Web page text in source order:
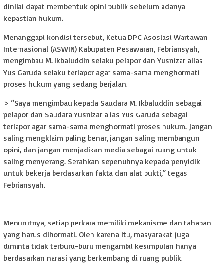
dinilai dapat membentuk opini publik sebelum adanya
kepastian hukum.
Menanggapi kondisi tersebut, Ketua DPC Asosiasi Wartawan
Internasional (ASWIN) Kabupaten Pesawaran, Febriansyah,
mengimbau M. Ikbaluddin selaku pelapor dan Yusnizar alias
Yus Garuda selaku terlapor agar sama-sama menghormati
proses hukum yang sedang berjalan.
> “Saya mengimbau kepada Saudara M. Ikbaluddin sebagai
pelapor dan Saudara Yusnizar alias Yus Garuda sebagai
terlapor agar sama-sama menghormati proses hukum. Jangan
saling mengklaim paling benar, jangan saling membangun
opini, dan jangan menjadikan media sebagai ruang untuk
saling menyerang. Serahkan sepenuhnya kepada penyidik
untuk bekerja berdasarkan fakta dan alat bukti,” tegas
Febriansyah.
Menurutnya, setiap perkara memiliki mekanisme dan tahapan
yang harus dihormati. Oleh karena itu, masyarakat juga
diminta tidak terburu-buru mengambil kesimpulan hanya
berdasarkan narasi yang berkembang di ruang publik.